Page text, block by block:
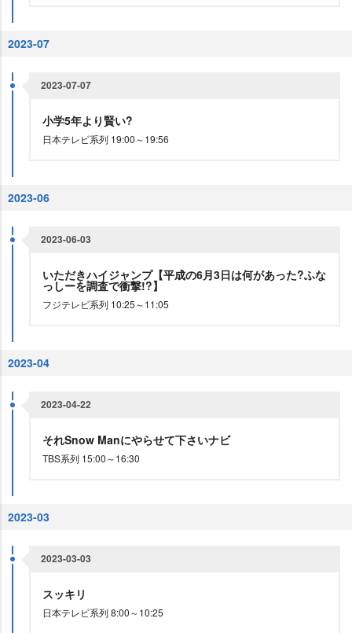
2023-07
2023-07-07
小学5年より賢い?
日本テレビ系列 19:00～19:56
2023-06
2023-06-03
いただきハイジャンプ【平成の6月3日は何があった?ふな
っしーを調査で衝撃!?】
フジテレビ系列 10:25～11:05
2023-04
2023-04-22
それSnow Manにやらせて下さいナビ
TBS系列 15:00～16:30
2023-03
2023-03-03
スッキリ
日本テレビ系列 8:00～10:25